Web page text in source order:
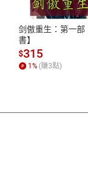
PAY、AFTEE
剑傲重生：第一部
書】
$315
1 % (賺3點)